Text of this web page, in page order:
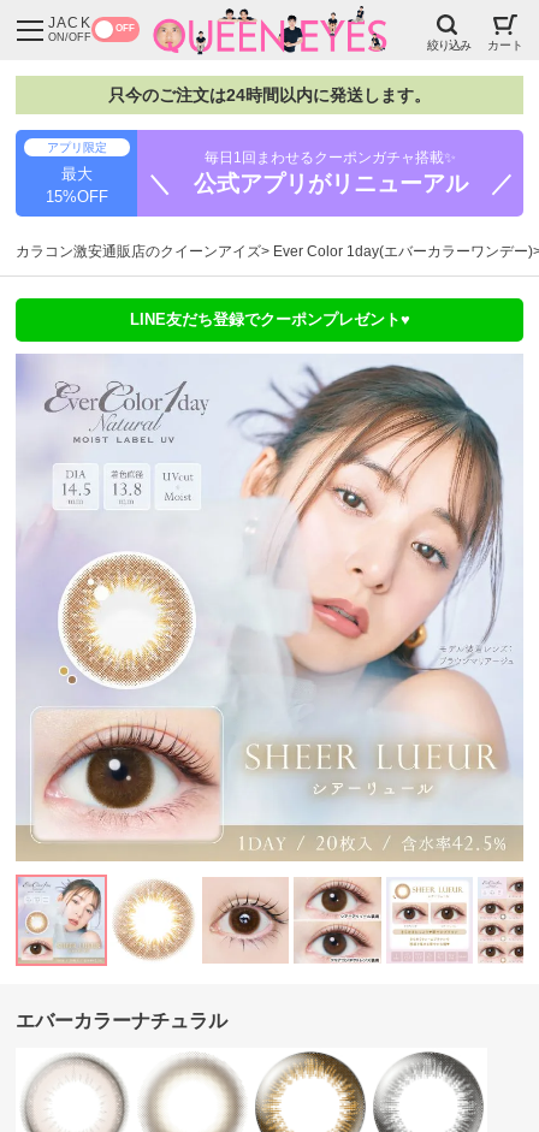
JACK
ON/OFF
OFF
絞り込み カート
只今のご注文は24時間以内に発送します。
アプリ限定
最大
15%OFF
毎日1回まわせるクーポンガチャ搭載✨
＼ 公式アプリがリニューアル ／
カラコン激安通販店のクイーンアイズ Ever Color 1day(エバーカラーワンデー)
LINE友だち登録でクーポンプレゼント♥
エバーカラーナチュラル